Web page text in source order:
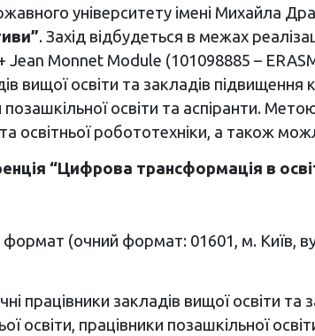
університету імені Михайла
. Захід відбудеться в межах
Jean Monnet Module (101098885 –
вищої освіти та закладів підвищення
позашкільної освіти та аспіранти.
освітньої робототехніки, а також
“Цифрова трансформація в
формат (очний формат: 01601, м. Київ,
працівники закладів вищої освіти
освіти, працівники позашкільної